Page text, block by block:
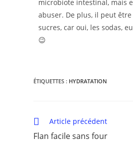
microbiote intestinal, mais
abuser. De plus, il peut
sucres, car oui, les sodas,
😉
ÉTIQUETTES : HYDRATATION
Article précédent
Flan facile sans four